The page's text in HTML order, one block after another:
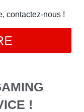
contactez-nous !
!